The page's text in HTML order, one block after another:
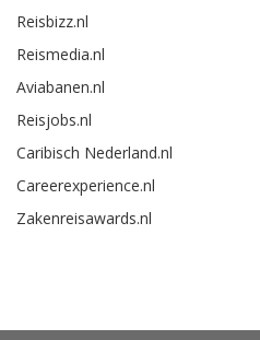
Reisbizz.nl
Reismedia.nl
Aviabanen.nl
Reisjobs.nl
Caribisch Nederland.nl
Careerexperience.nl
Zakenreisawards.nl